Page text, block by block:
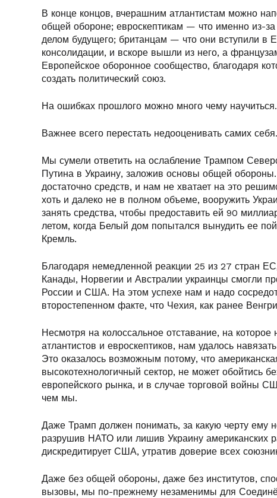
В конце концов, вчерашним атлантистам можно
общей обороне; евроскептикам — что именно из-за
делом будущего; британцам — что они вступили в
консолидации, и вскоре вышли из него, а
Европейское оборонное сообщество, благодаря
создать политический союз.
На ошибках прошлого можно много чему
Важнее всего перестать недооценивать самих себя.
Мы сумели ответить на ослабление Трампом
Путина в Украину, заложив основы общей
достаточно средств, и нам не хватает на это
хоть и далеко не в полном объеме, вооружить
занять средства, чтобы предоставить ей 90
летом, когда Белый дом попытался вынудить ее
Кремль.
Благодаря немедленной реакции 25 из 27 стран
Канады, Норвегии и Австралии украинцы смогли
России и США. На этом успехе нам и надо
второстепенном факте, что Чехия, как ранее
Несмотря на колоссальное отставание, на
атлантистов и евроскептиков, нам удалось
Это оказалось возможным потому, что
высокотехнологичный сектор, не может обойтись
европейского рынка, и в случае торговой войны
чем мы.
Даже Трамп должен понимать, за какую черту ему
разрушив НАТО или лишив Украину американских
дискредитирует США, утратив доверие всех
Даже без общей обороны, даже без институтов,
вызовы, мы по-прежнему незаменимы для